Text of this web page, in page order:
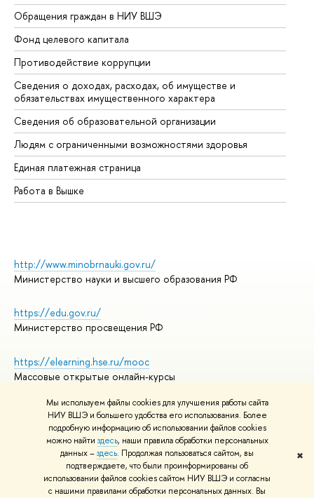
Мы используем файлы cookies для улучшения работы сайта
НИУ ВШЭ и большего удобства его использования. Более
подробную информацию об использовании файлов cookies
можно найти здесь, наши правила обработки персональных
данных –здесь. Продолжая пользоваться сайтом, вы
подтверждаете, что были проинформированы об
использовании файлов cookies сайтом НИУ ВШЭ и согласны
с нашими правилами обработки персональных данных. Вы
✖
Обращения граждан в НИУ ВШЭ
Фонд целевого капитала
Противодействие коррупции
Сведения о доходах, расходах, об имуществе и
обязательствах имущественного характера
Сведения об образовательной организации
Людям с ограниченными возможностями здоровья
Единая платежная страница
Работа в Вышке
http://www.minobrnauki.gov.ru/
Министерство науки и высшего образования РФ
https://edu.gov.ru/
Министерство просвещения РФ
https://elearning.hse.ru/mooc
Массовые открытые онлайн-курсы
© НИУ ВШЭ 1993–2026
Адреса и контакты
Условия использования материалов
Политика конфиденциальности
Правила применения рекомендательных технологий в НИУ ВШЭ